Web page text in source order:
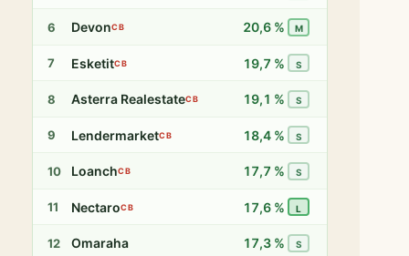
6 DevonCB 20,6 % M
7 EsketitCB 19,7 % S
8 Asterra RealestateCB 19,1 % S
9 LendermarketCB 18,4 % S
10 LoanchCB 17,7 % S
11 NectaroCB 17,6 % L
12 Omaraha 17,3 % S